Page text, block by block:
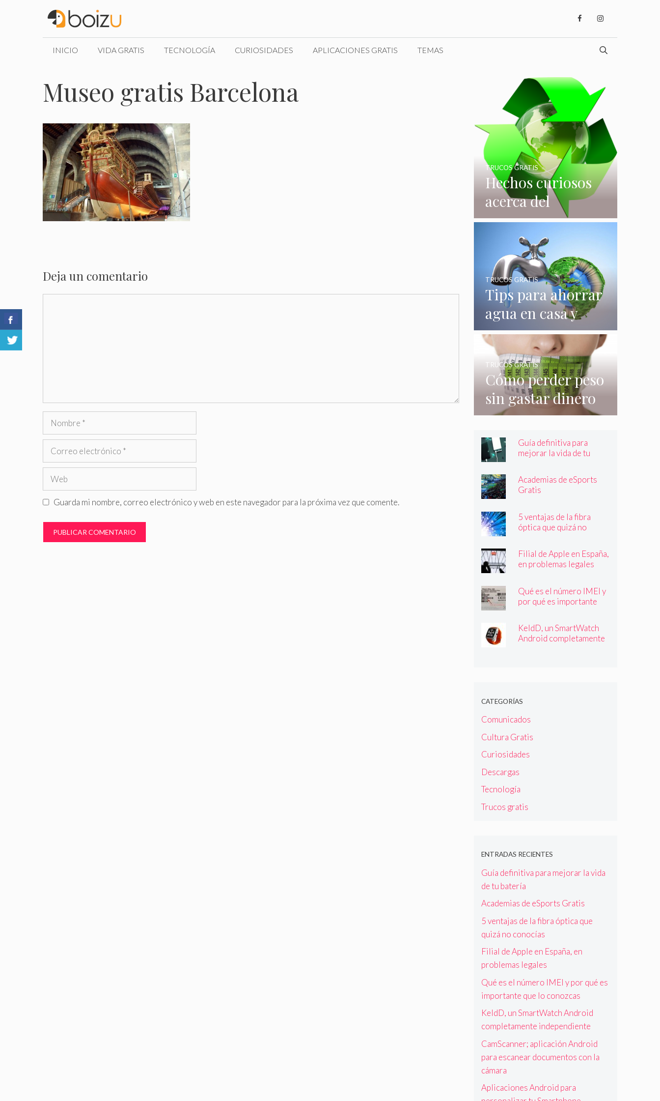
INICIO VIDA GRATIS TECNOLOGÍA CURIOSIDADES APLICACIONES GRATIS TEMAS
Museo gratis Barcelona
Deja un comentario
Nombre
Correo
Web
Guarda mi nombre, correo electrónico y web en este navegador para la próxima vez que comente.
Hechos curiosos
acerca del
reciclaje que
quizás no
conocías
TRUCOS GRATIS
Tips para ahorrar
agua en casa y
gastar menos en
su consumo
TRUCOS GRATIS
Cómo perder peso
sin gastar dinero
e incluso sin
hacer nada
TRUCOS GRATIS
Guía definitiva para
mejorar la vida de tu
Academias de eSports
Gratis
5 ventajas de la fibra
óptica que quizá no
Filial de Apple en España,
en problemas legales
Qué es el número IMEI y
por qué es importante
KeldD, un SmartWatch
Android completamente
CATEGORÍAS
Comunicados
Cultura Gratis
Curiosidades
Descargas
Tecnología
Trucos gratis
ENTRADAS RECIENTES
Guía definitiva para mejorar la vida
de tu batería
Academias de eSports Gratis
5 ventajas de la fibra óptica que
quizá no conocías
Filial de Apple en España, en
problemas legales
Qué es el número IMEI y por qué es
importante que lo conozcas
KeldD, un SmartWatch Android
completamente independiente
CamScanner; aplicación Android
para escanear documentos con la
cámara
Aplicaciones Android para